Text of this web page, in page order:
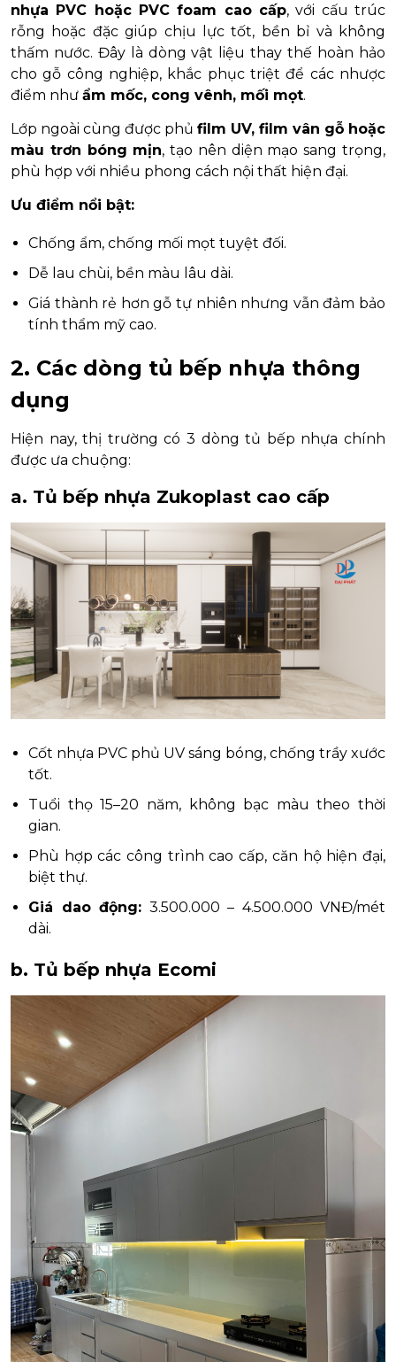
nhựa PVC hoặc PVC foam cao cấp, với cấu trúc
rỗng hoặc đặc giúp chịu lực tốt, bền bỉ và không
thấm nước. Đây là dòng vật liệu thay thế hoàn hảo
cho gỗ công nghiệp, khắc phục triệt để các nhược
điểm như ẩm mốc, cong vênh, mối mọt.
Lớp ngoài cùng được phủ film UV, film vân gỗ hoặc
màu trơn bóng mịn, tạo nên diện mạo sang trọng,
phù hợp với nhiều phong cách nội thất hiện đại.
Ưu điểm nổi bật:
Chống ẩm, chống mối mọt tuyệt đối.
Dễ lau chùi, bền màu lâu dài.
Giá thành rẻ hơn gỗ tự nhiên nhưng vẫn đảm bảo
tính thẩm mỹ cao.
2. Các dòng tủ bếp nhựa thông
dụng
Hiện nay, thị trường có 3 dòng tủ bếp nhựa chính
được ưa chuộng:
a. Tủ bếp nhựa Zukoplast cao cấp
Cốt nhựa PVC phủ UV sáng bóng, chống trầy xước
tốt.
Tuổi thọ 15–20 năm, không bạc màu theo thời
gian.
Phù hợp các công trình cao cấp, căn hộ hiện đại,
biệt thự.
Giá dao động: 3.500.000 – 4.500.000 VNĐ/mét
dài.
b. Tủ bếp nhựa Ecomi